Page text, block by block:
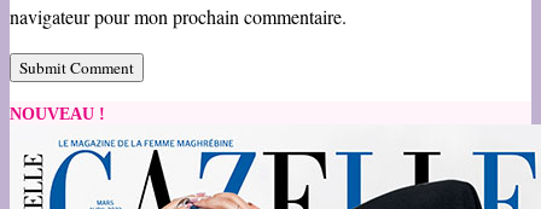
navigateur pour mon prochain commentaire.
NOUVEAU !